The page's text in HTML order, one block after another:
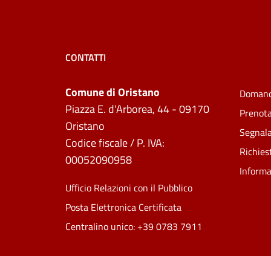
CONTATTI
Comune di Oristano
Piazza E. d'Arborea, 44 - 09170
Oristano
Codice fiscale / P. IVA:
00052090958
Ufficio Relazioni con il Pubblico
Posta Elettronica Certificata
Centralino unico: +39 0783 7911